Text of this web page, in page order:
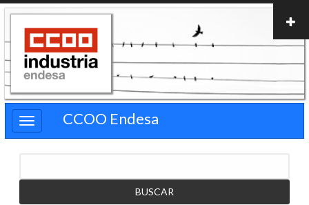
Pasar
contenido
principal
CCOO Endesa